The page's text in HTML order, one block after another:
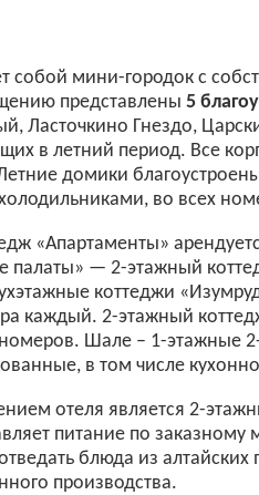
собой мини-городок с
представлены 5
Ласточкино Гнездо,
в летний период. Все
домики
во всех
«Апартаменты»
палаты» — 2-этажный
коттеджи
каждый. 2-этажный
Шале – 1-этажные
в том числе
отеля является 2-
питание по
блюда из
производства.